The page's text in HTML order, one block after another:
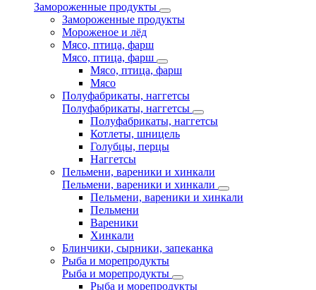
Замороженные продукты
Замороженные продукты
Мороженое и лёд
Мясо, птица, фарш
Мясо, птица, фарш
Мясо, птица, фарш
Мясо
Полуфабрикаты, наггетсы
Полуфабрикаты, наггетсы
Полуфабрикаты, наггетсы
Котлеты, шницель
Голубцы, перцы
Наггетсы
Пельмени, вареники и хинкали
Пельмени, вареники и хинкали
Пельмени, вареники и хинкали
Пельмени
Вареники
Хинкали
Блинчики, сырники, запеканка
Рыба и морепродукты
Рыба и морепродукты
Рыба и морепродукты